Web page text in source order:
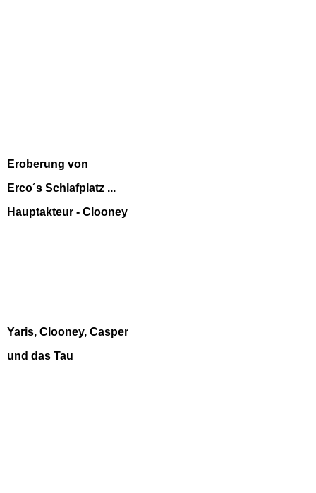
Eroberung von
Erco´s Schlafplatz ...
Hauptakteur - Clooney
Yaris, Clooney, Casper
und das Tau